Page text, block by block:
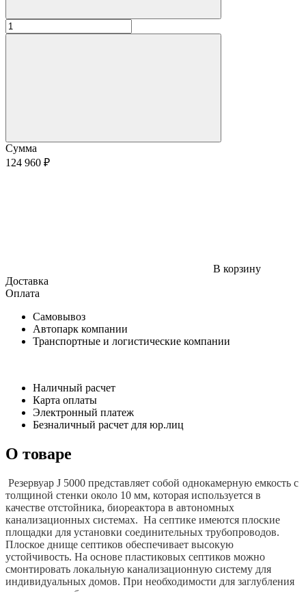
Сумма
124 960 ₽
В корзину
Доставка
Оплата
Самовывоз
Автопарк компании
Транспортные и логистические компании
Наличный расчет
Карта оплаты
Электронный платеж
Безналичный расчет для юр.лиц
О товаре
Резервуар J 5000 представляет собой однокамерную емкость с
толщиной стенки около 10 мм, которая используется в
качестве отстойника, биореактора в автономных
канализационных системах. На cептике имеются плоские
площадки для установки соединительных трубопроводов.
Плоское днище cептиков обеспечивает высокую
устойчивость. На основе пластиковых септиков можно
смонтировать локальную канализационную систему для
индивидуальных домов. При необходимости для заглубления